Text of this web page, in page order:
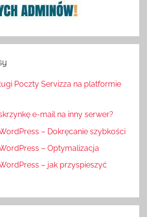
Poczty Servizza na platformie
e-mail na inny serwer?
– Dokręcanie szybkości
– Optymalizacja
– jak przyspieszyć